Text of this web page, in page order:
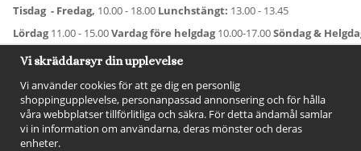
Tisdag - Fredag, 10.00 - 18.00 Lunchstängt: 13.00 - 13.45
Lördag11.00 - 15.00Vardag före helgdag10.00-17.00Söndag &
För avvikande öppettider:Titta här
Vi skräddarsyr din upplevelse
Vi använder cookies för att ge dig en personlig
shoppingupplevelse, personanpassad annonsering och för hålla
våra webbplatser tillförlitliga och säkra. För detta ändamål samlar
vi in information om användarna, deras mönster och deras
enheter.